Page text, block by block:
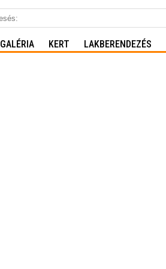
GALÉRIA KERT LAKBERENDEZÉS